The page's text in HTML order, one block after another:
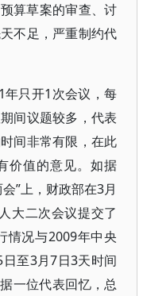
算草案的审查、讨
不足，严重制约代
年只开1次会议，每
间议题较多，代表
间非常有限，在此
价值的意见。如据
”上，财政部在3月
大二次会议提交了
情况与2009年中央
至3月7日3天时间
一位代表回忆，总